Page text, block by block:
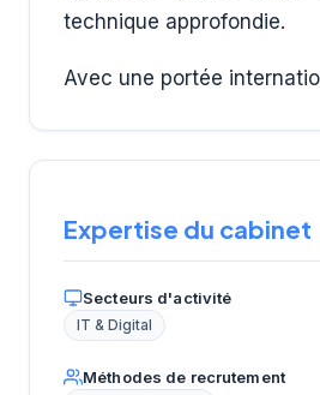
technique approfondie.
Avec une portée
Expertise du cabinet
Secteurs d'activité
IT & Digital
Méthodes de recrutement